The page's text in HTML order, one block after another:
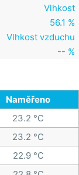
Vlhkost
56.1 %
Vlhkost vzduchu
-- %
Naměřeno
23.2 °C
23.2 °C
22.9 °C